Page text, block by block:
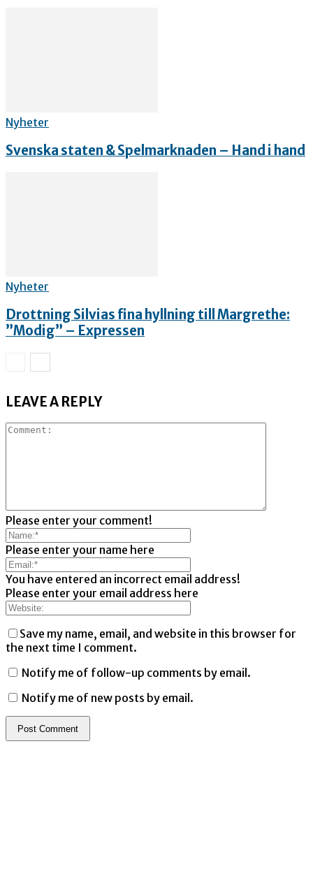
Nyheter
Svenska staten & Spelmarknaden – Hand i hand
Nyheter
Drottning Silvias fina hyllning till Margrethe:
”Modig” – Expressen
LEAVE A REPLY
Please enter your comment!
Please enter your name here
You have entered an incorrect email address!
Please enter your email address here
Save my name, email, and website in this browser for
the next time I comment.
Notify me of follow-up comments by email.
Notify me of new posts by email.